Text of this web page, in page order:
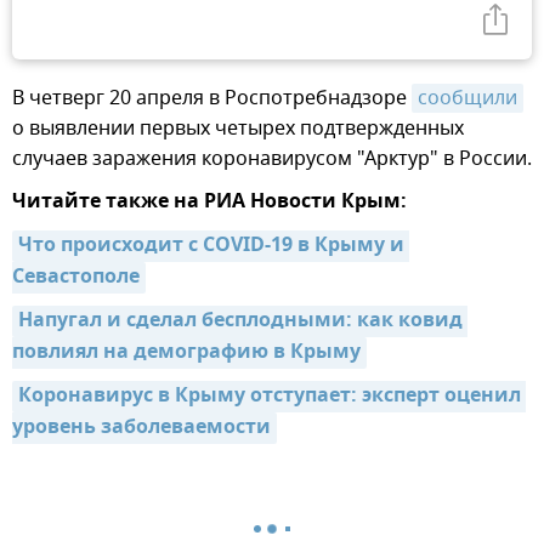
В четверг 20 апреля в Роспотребнадзоре сообщили
о выявлении первых четырех подтвержденных
случаев заражения коронавирусом "Арктур" в России.
Читайте также на РИА Новости Крым:
Что происходит с COVID-19 в Крыму и
Севастополе
Напугал и сделал бесплодными: как ковид
повлиял на демографию в Крыму
Коронавирус в Крыму отступает: эксперт оценил
уровень заболеваемости